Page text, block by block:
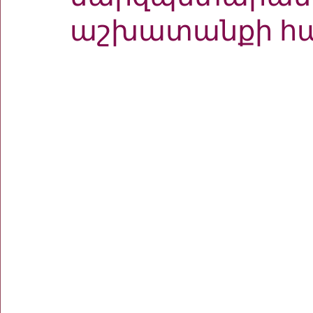
աշխատանքի